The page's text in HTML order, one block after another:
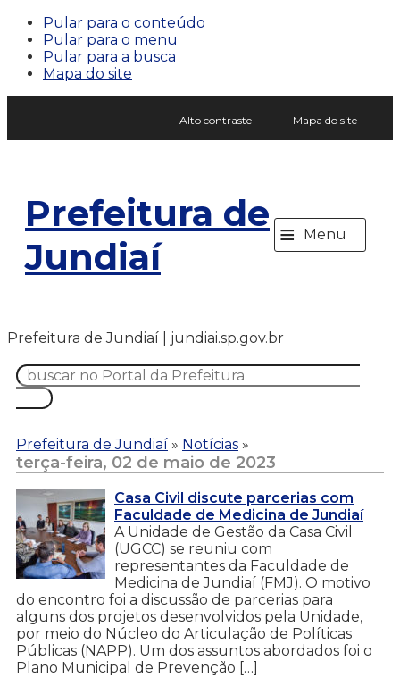
Pular para o conteúdo
Pular para o menu
Pular para a busca
Mapa do site
Alto contraste Mapa do site
Prefeitura de
Jundiaí
≡ Menu
Prefeitura de Jundiaí | jundiai.sp.gov.br
Prefeitura de Jundiaí » Notícias »
terça-feira, 02 de maio de 2023
Casa Civil discute parcerias com
Faculdade de Medicina de Jundiaí
A Unidade de Gestão da Casa Civil
(UGCC) se reuniu com
representantes da Faculdade de
Medicina de Jundiaí (FMJ). O motivo
do encontro foi a discussão de parcerias para
alguns dos projetos desenvolvidos pela Unidade,
por meio do Núcleo do Articulação de Políticas
Públicas (NAPP). Um dos assuntos abordados foi o
Plano Municipal de Prevenção […]